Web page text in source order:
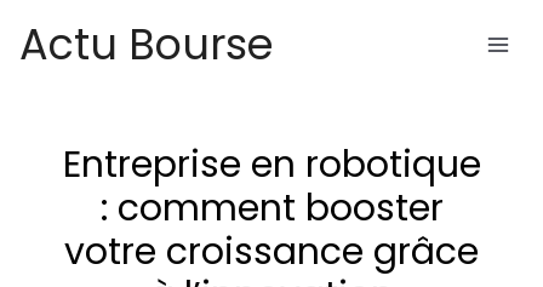
Actu Bourse
Entreprise en robotique
: comment booster
votre croissance grâce